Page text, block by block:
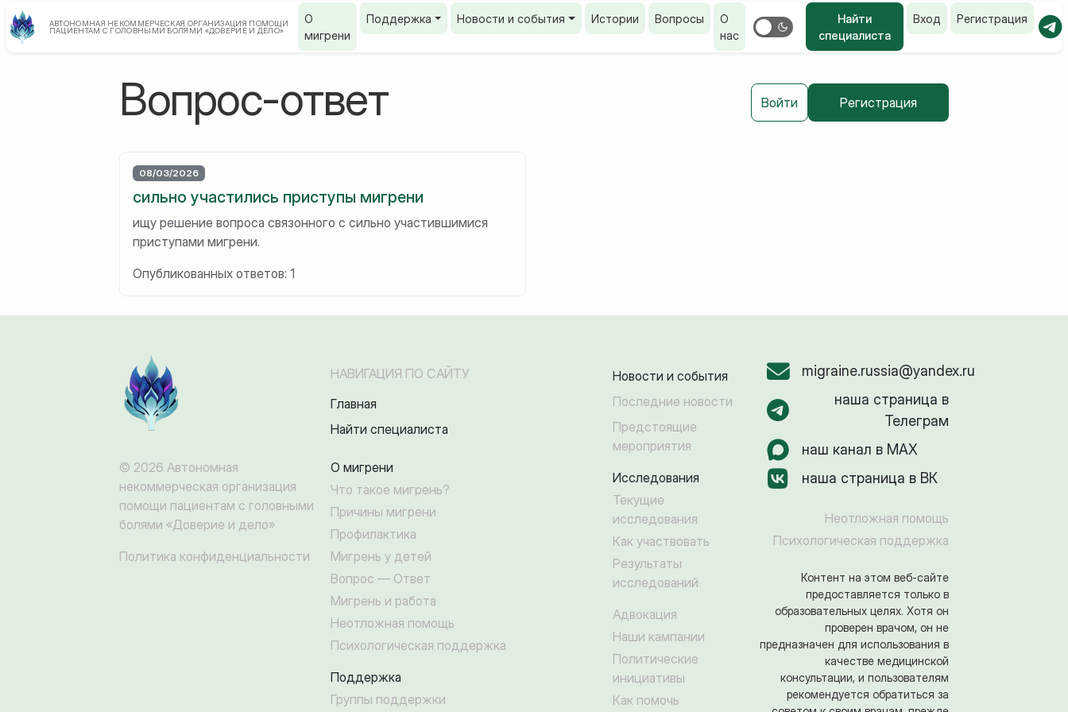
АВТОНОМНАЯ НЕКОММЕРЧЕСКАЯ ОРГАНИЗАЦИЯ ПОМОЩИ
ПАЦИЕНТАМ С ГОЛОВНЫМИ БОЛЯМИ «ДОВЕРИЕ И ДЕЛО»
О
мигрени
Поддержка Новости и события Истории Вопросы
О
нас
Найти
специалиста
Вход Регистрация
Вопрос-ответ Войти Регистрация
08/03/2026
сильно участились приступы мигрени
ищу решение вопроса связонного с сильно участившимися
приступами мигрени.
Опубликованных ответов: 1
© 2026 Автономная
некоммерческая организация
помощи пациентам с головными
болями «Доверие и дело»
Политика конфиденциальности
НАВИГАЦИЯ ПО САЙТУ
Главная
Найти специалиста
О мигрени
Что такое мигрень?
Причины мигрени
Профилактика
Мигрень у детей
Вопрос — Ответ
Мигрень и работа
Неотложная помощь
Психологическая поддержка
Поддержка
Группы поддержки
Новости и события
Последние новости
Предстоящие
мероприятия
Исследования
Текущие
исследования
Как участвовать
Результаты
исследований
Адвокация
Наши кампании
Политические
инициативы
Как помочь
migraine.russia@yandex.ru
наша страница в
Телеграм
наш канал в MAX
наша страница в ВК
Неотложная помощь
Психологическая поддержка
Контент на этом веб-сайте
предоставляется только в
образовательных целях. Хотя он
проверен врачом, он не
предназначен для использования в
качестве медицинской
консультации, и пользователям
рекомендуется обратиться за